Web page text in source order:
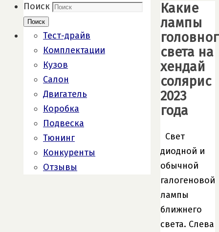
Какие
лампы
света на
хeндай
солярис
2023
года
Свет
диодной и
обычной
галогеновой
лампы
ближнего
света. Слева
Поиск
Поиск
Тест-драйв
Комплектации
Кузов
Салон
Двигатель
Коробка
Подвеска
Тюнинг
Конкуренты
Отзывы